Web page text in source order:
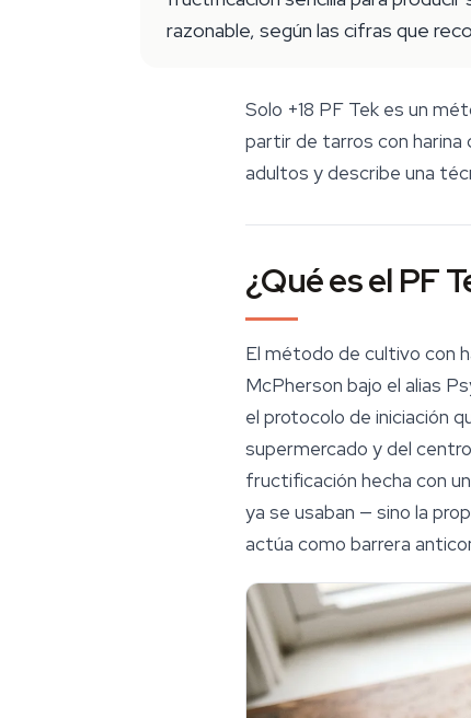
razonable, según las cifras que
Solo +18 PF Tek es un
partir de tarros con harina
adultos y describe una
¿Qué es el PF
El método de cultivo con
McPherson bajo el alias
el protocolo de iniciación
supermercado y del
fructificación hecha con
ya se usaban — sino la
actúa como barrera